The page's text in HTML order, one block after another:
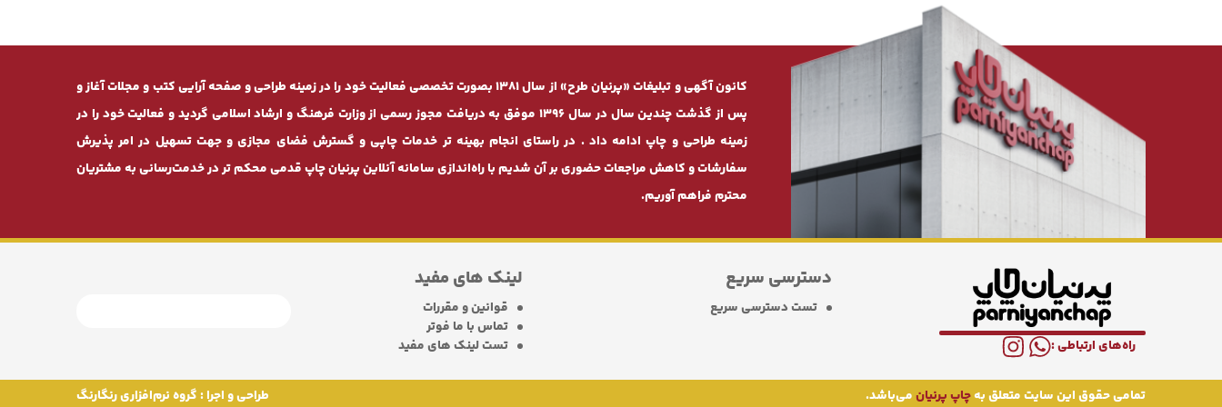
کانون آگهی و تبلیغات «پرنیان طرح» از سال 1381 بصورت تخصصی فعالیت خود را در زمینه طراحی و صفحه ‌آرایی کتب و مجلات آغاز و
پس از گذشت چندیـن سال در سال 1396 موفق به دریافت مجوز رسمی از وزارت فرهنگ و ارشاد اسلامی گردید و فعالیت خود را در
زمینه طراحی و چاپ ادامه داد . در راستای انجام بهینه ‌تر خدمات چاپی و گسترش فضای مجازی و جهت تسهیل در امر پذیرش
سفارشات و کاهش مراجعات حضوری بر آن شدیم با راه‌اندازی سامانه آنلاین پرنیان ‌چاپ قدمی محکم ‌تر در خدمت‌رسانی به مشتریان
محترم فراهم آوریم.
راه‌های ارتباطی :
دسترسی سریع
تست دسترسی سریع
لینک های مفید
قوانین و مقررات
تماس با ما فوتر
تست لینک های مفید
تمامی حقوق این سایت متعلق بهچاپ پرنیانمی‌باشد. طراحی و اجرا :گروه نرم‌افزاری رنگارنگ